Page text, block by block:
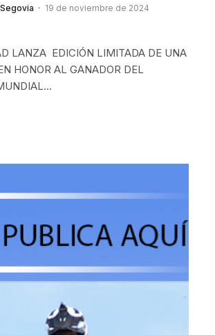
19 de noviembre de 2024
LANZA EDICIÓN LIMITADA DE UNA
HONOR AL GANADOR DEL